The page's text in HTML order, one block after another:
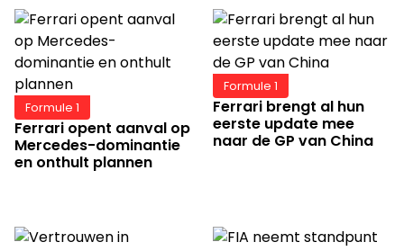
Formule 1
Ferrari opent aanval op
Mercedes-dominantie
en onthult plannen
Formule 1
Ferrari brengt al hun
eerste update mee
naar de GP van China